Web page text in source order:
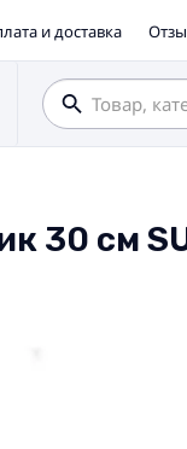
и доставка
30 см